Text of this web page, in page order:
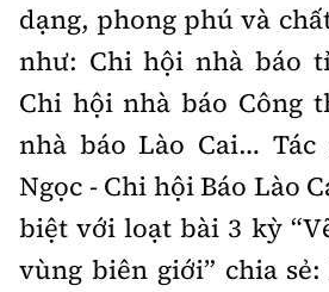
dạng, phong phú và
như: Chi hội nhà báo
Chi hội nhà báo Công
nhà báo Lào Cai… Tác
Ngọc - Chi hội Báo Lào
biệt với loạt bài 3 kỳ
vùng biên giới” chia